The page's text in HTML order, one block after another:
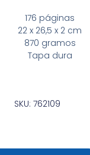
176 páginas
22 x 26,5 x 2 cm
870 gramos
Tapa dura
SKU: 762109